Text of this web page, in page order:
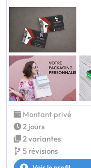
Montant privé
2 jours
2 variantes
5 révisions